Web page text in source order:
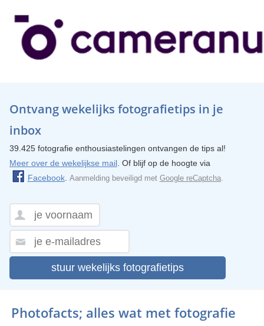
Ontvang wekelijks fotografietips in je
inbox
39.425 fotografie enthousiastelingen ontvangen de tips al!
Meer over de wekelijkse mail. Of blijf op de hoogte via
Facebook. Aanmelding beveiligd met Google reCaptcha.
stuur wekelijks fotografietips
Photofacts; alles wat met fotografie